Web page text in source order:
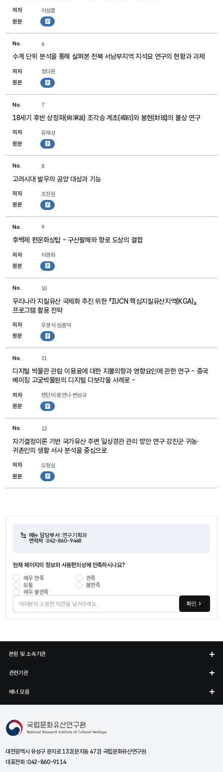
저자
이성훈
원문
첨부파일
No. 6
수계 단위 분석을 통해 살펴본 전북 서남부지역 지석묘 연구의 현황과 과제
저자
정다운
원문
첨부파일
No. 7
18세기 후반 상정파(尙淨派) 조각승 계초(戒初)와 봉현(封玹)의 불상 연구
저자
유재상
원문
첨부파일
No. 8
고려시대 발우의 공양 대상과 기능
저자
조진원
원문
첨부파일
No. 9
후백제 편운화상탑 - 구산팔해와 향로 도상의 결합
저자
이경화
원문
첨부파일
No. 10
우리나라 지질유산 국제화 추진 위한 『IUCN 핵심지질유산지역(KGA)』
프로그램 활용 전략
저자
우경식·임종덕
원문
첨부파일
No. 11
디지털 박물관 관람 이용료에 대한 지불의향과 영향요인에 관한 연구 - 중국
베이징 고궁박물원의 디지털 다보각을 사례로 -
저자
톈단이·중안나·변상규
원문
첨부파일
No. 12
자기결정이론 기반 국가유산 주변 일상경관 관리 방안 연구 강진군 귀농·
귀촌인의 생활 서사 분석을 중심으로
저자
오정심
원문
첨부파일
메뉴 담당부서 :연구기획과
연락처 :042-860-9468
현재 페이지의 정보와 사용편의성에 만족하시나요?
매우 만족
만족
보통
불만족
매우 불만족
확인
본원 및 소속기관
관련기관
배너 모음
국립문화유산연구원
대전광역시 유성구 문지로 132(문지동 472) 국립문화유산연구원
대표전화 :042-860-9114